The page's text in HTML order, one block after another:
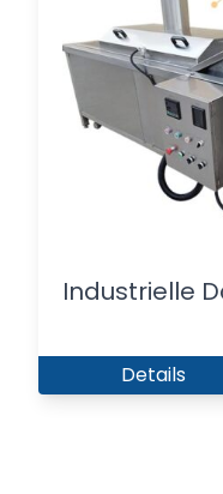
Industrielle
Details